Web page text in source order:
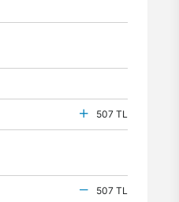
507 TL
507 TL